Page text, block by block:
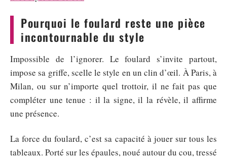
Pourquoi le foulard reste une pièce
incontournable du style
Impossible de l’ignorer. Le foulard s’invite partout,
impose sa griffe, scelle le style en un clin d’œil. À Paris, à
Milan, ou sur n’importe quel trottoir, il ne fait pas que
compléter une tenue : il la signe, il la révèle, il affirme
une présence.
La force du foulard, c’est sa capacité à jouer sur tous les
tableaux. Porté sur les épaules, noué autour du cou, tressé